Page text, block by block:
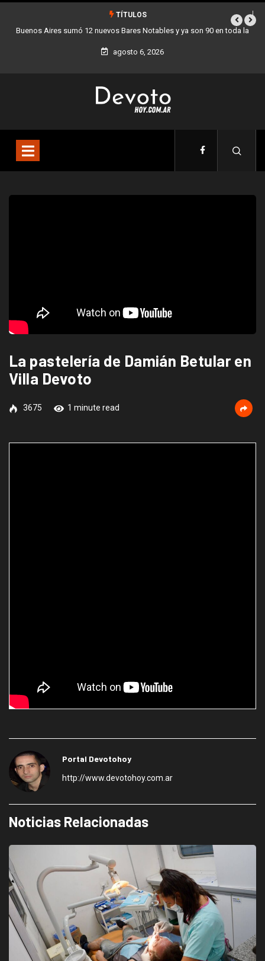
TÍTULOS
Buenos Aires sumó 12 nuevos Bares Notables y ya son 90 en toda la
Ciudad
agosto 6, 2026
La pastelería de Damián Betular en
Villa Devoto
3675 1 minute read
Portal Devotohoy
http://www.devotohoy.com.ar
Noticias Relacionadas